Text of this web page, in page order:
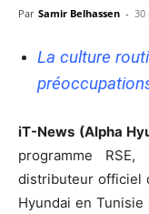
Par Samir Belhassen - 30
La culture
iT-News (Alpha
programme
distributeur officiel
Hyundai en